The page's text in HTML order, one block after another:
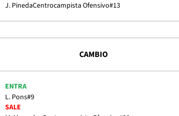
J. PinedaCentrocampista Ofensivo#13
CAMBIO
ENTRA
L. Pons#9
SALE